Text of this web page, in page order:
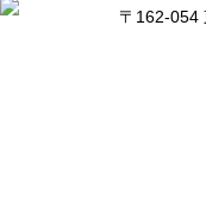
〒162-054